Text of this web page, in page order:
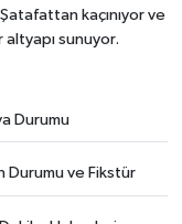
kaçınıyor ve
sunuyor.
Durumu
Durumu ve Fikstür